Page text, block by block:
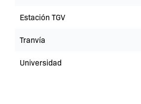
Estación TGV
Tranvía
Universidad